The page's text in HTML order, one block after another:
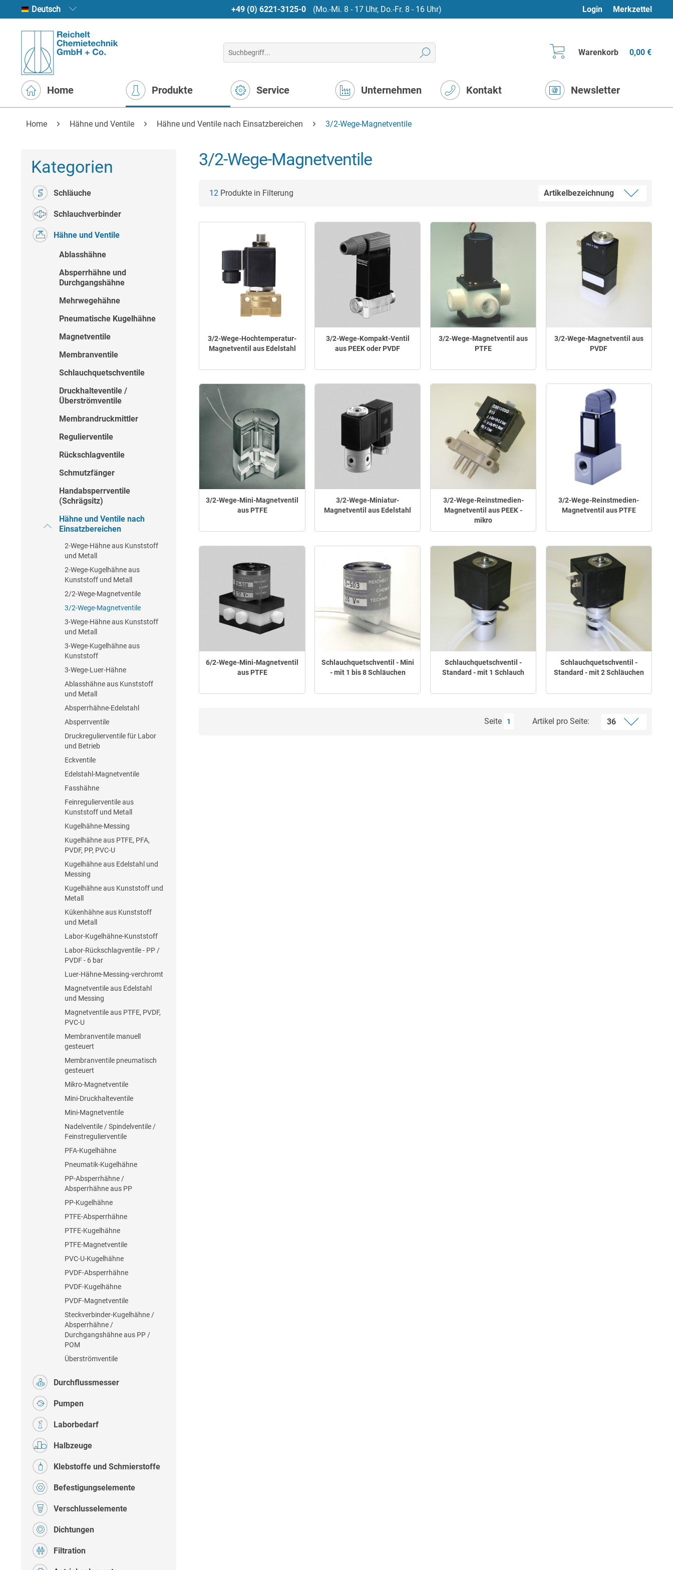
Deutsch +49 (0) 6221-3125-0 (Mo.-Mi. 8 - 17 Uhr, Do.-Fr. 8 - 16 Uhr) Login Merkzettel
Warenkorb 0,00 €
Home Produkte Service Unternehmen Kontakt Newsletter
Home Hähne und Ventile Hähne und Ventile nach Einsatzbereichen 3/2-Wege-Magnetventile
Kategorien
Schläuche
Schlauchverbinder
Hähne und Ventile
Ablasshähne
Absperrhähne und
Durchgangshähne
Mehrwegehähne
Pneumatische Kugelhähne
Magnetventile
Membranventile
Schlauchquetschventile
Druckhalteventile /
Überströmventile
Membrandruckmittler
Regulierventile
Rückschlagventile
Schmutzfänger
Handabsperrventile
(Schrägsitz)
Hähne und Ventile nach
Einsatzbereichen
2-Wege-Hähne aus Kunststoff
und Metall
2-Wege-Kugelhähne aus
Kunststoff und Metall
2/2-Wege-Magnetventile
3/2-Wege-Magnetventile
3-Wege-Hähne aus Kunststoff
und Metall
3-Wege-Kugelhähne aus
Kunststoff
3-Wege-Luer-Hähne
Ablasshähne aus Kunststoff
und Metall
Absperrhähne-Edelstahl
Absperrventile
Druckregulierventile für Labor
und Betrieb
Eckventile
Edelstahl-Magnetventile
Fasshähne
Feinregulierventile aus
Kunststoff und Metall
Kugelhähne-Messing
Kugelhähne aus PTFE, PFA,
PVDF, PP, PVC-U
Kugelhähne aus Edelstahl und
Messing
Kugelhähne aus Kunststoff und
Metall
Kükenhähne aus Kunststoff
und Metall
Labor-Kugelhähne-Kunststoff
Labor-Rückschlagventile - PP /
PVDF - 6 bar
Luer-Hähne-Messing-verchromt
Magnetventile aus Edelstahl
und Messing
Magnetventile aus PTFE, PVDF,
PVC-U
Membranventile manuell
gesteuert
Membranventile pneumatisch
gesteuert
Mikro-Magnetventile
Mini-Druckhalteventile
Mini-Magnetventile
Nadelventile / Spindelventile /
Feinstregulierventile
PFA-Kugelhähne
Pneumatik-Kugelhähne
PP-Absperrhähne /
Absperrhähne aus PP
PP-Kugelhähne
PTFE-Absperrhähne
PTFE-Kugelhähne
PTFE-Magnetventile
PVC-U-Kugelhähne
PVDF-Absperrhähne
PVDF-Kugelhähne
PVDF-Magnetventile
Steckverbinder-Kugelhähne /
Absperrhähne /
Durchgangshähne aus PP /
POM
Überströmventile
Durchflussmesser
Pumpen
Laborbedarf
Halbzeuge
Klebstoffe und Schmierstoffe
Befestigungselemente
Verschlusselemente
Dichtungen
Filtration
3/2-Wege-Magnetventile
12 Produkte in Filterung
3/2-Wege-Hochtemperatur-
Magnetventil aus Edelstahl
3/2-Wege-Kompakt-Ventil
aus PEEK oder PVDF
3/2-Wege-Magnetventil aus
PTFE
3/2-Wege-Magnetventil aus
PVDF
3/2-Wege-Mini-Magnetventil
aus PTFE
3/2-Wege-Miniatur-
Magnetventil aus Edelstahl
3/2-Wege-Reinstmedien-
Magnetventil aus PEEK -
mikro
3/2-Wege-Reinstmedien-
Magnetventil aus PTFE
6/2-Wege-Mini-Magnetventil
aus PTFE
Schlauchquetschventil - Mini
- mit 1 bis 8 Schläuchen
Schlauchquetschventil -
Standard - mit 1 Schlauch
Schlauchquetschventil -
Standard - mit 2 Schläuchen
Seite 1 Artikel pro Seite: